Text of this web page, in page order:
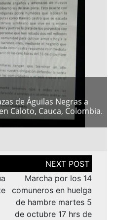
de Águilas Negras a
Caloto, Cauca, Colombia.
Marcha por los 14
comuneros en huelga
de hambre martes 5
de octubre 17 hrs de